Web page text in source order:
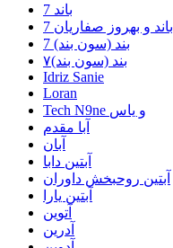
7 باند
7 باند و بهروز صفاریان
7 بند (سون بند)
۷بند (سون بند)
Idriz Sanie
Loran
Tech N9ne و یاس
آبا مقدم
آبان
آبتین دابا
آبتین روحبخش داوران
آبتین یارا
آتوین
آدرین